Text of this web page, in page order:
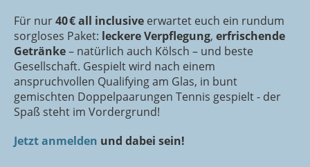
Für nur40 € all inclusive erwartet euch ein rundum
sorgloses Paket: leckere Verpflegung, erfrischende
Getränke– natürlich auch Kölsch – und beste
Gesellschaft. Gespielt wird nach einem
anspruchvollen Qualifying am Glas, in bunt
gemischten Doppelpaarungen Tennis gespielt - der
Spaß steht im Vordergrund!
Jetzt anmelden und dabei sein!